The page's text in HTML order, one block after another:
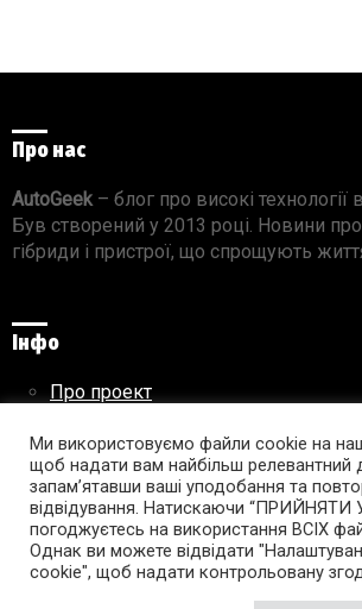
Про нас
AutoGeek– блог про високі технології
Був створений у 2013 році. Новини про
гібриди і пристрої, що спрощують
Інфо
Про проект
Правила використання матеріалів
Підпишись на AutoGeek!
facebooktwitter instagramyoutube tumblr
Ми використовуємо файли cookie на
щоб надати вам найбільш релевантний
запам’ятавши ваші уподобання та
відвідування. Натискаючи “ПРИЙНЯТИ
погоджуєтесь на використання ВСІХ
Однак ви можете відвідати
cookie", щоб надати контрольовану